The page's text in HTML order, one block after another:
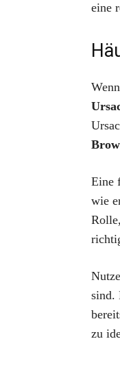
eine
Eine
wie
sind.
zu